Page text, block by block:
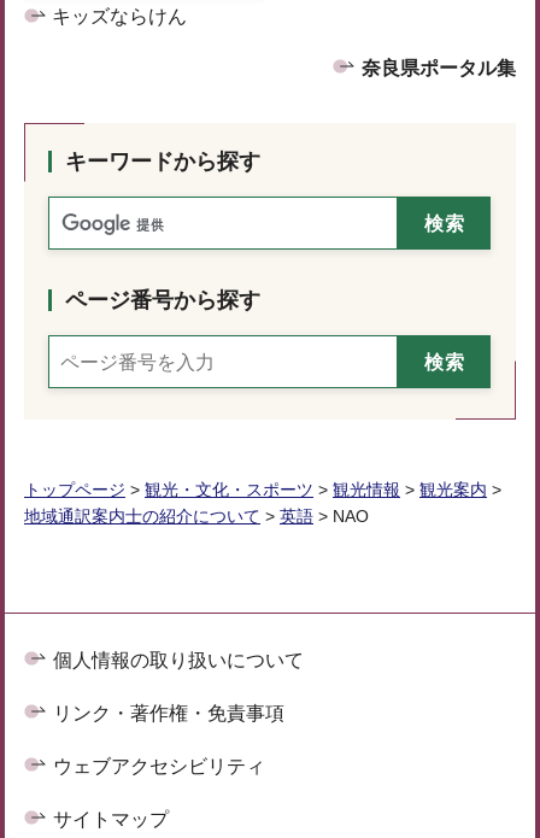
キッズならけん
奈良県ポータル集
キーワードから探す
ページ番号から探す
トップページ > 観光・文化・スポーツ > 観光情報 > 観光案内 >
地域通訳案内士の紹介について > 英語 > NAO
個人情報の取り扱いについて
リンク・著作権・免責事項
ウェブアクセシビリティ
サイトマップ